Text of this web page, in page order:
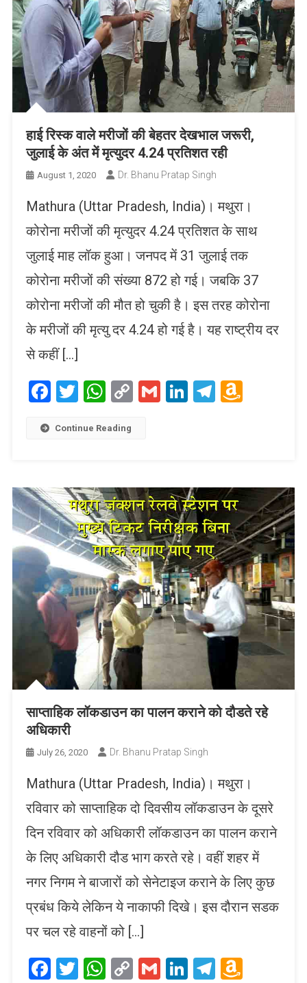
हाई रिस्क वाले मरीजों की बेहतर देखभाल जरूरी,
जुलाई के अंत में मृत्युदर 4.24 प्रतिशत रही
August 1, 2020 Dr. Bhanu Pratap Singh
Mathura (Uttar Pradesh, India)। मथुरा।
कोरोना मरीजों की मृत्युदर 4.24 प्रतिशत के साथ
जुलाई माह लॉक हुआ। जनपद में 31 जुलाई तक
कोरोना मरीजों की संख्या 872 हो गई। जबकि 37
कोरोना मरीजों की मौत हो चुकी है। इस तरह कोरोना
के मरीजों की मृत्यु दर 4.24 हो गई है। यह राष्ट्रीय दर
से कहीं […]
Facebook
Twitter
WhatsApp
CopyGmailLinkedIn
Telegram
Continue Reading
साप्ताहिक लॉकडाउन का पालन कराने को दौडते रहे
अधिकारी
July 26, 2020 Dr. Bhanu Pratap Singh
Mathura (Uttar Pradesh, India)। मथुरा।
रविवार को साप्ताहिक दो दिवसीय लॉकडाउन के दूसरे
दिन रविवार को अधिकारी लॉकडाउन का पालन कराने
के लिए अधिकारी दौड भाग करते रहे। वहीं शहर में
नगर निगम ने बाजारों को सेनेटाइज कराने के लिए कुछ
प्रबंध किये लेकिन ये नाकाफी दिखे। इस दौरान सडक
पर चल रहे वाहनों को […]
Facebook
Twitter
WhatsApp
CopyGmailLinkedIn
Telegram